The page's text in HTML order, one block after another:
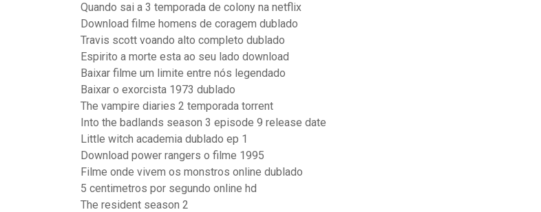
Quando sai a 3 temporada de colony na netflix
Download filme homens de coragem dublado
Travis scott voando alto completo dublado
Espirito a morte esta ao seu lado download
Baixar filme um limite entre nós legendado
Baixar o exorcista 1973 dublado
The vampire diaries 2 temporada torrent
Into the badlands season 3 episode 9 release date
Little witch academia dublado ep 1
Download power rangers o filme 1995
Filme onde vivem os monstros online dublado
5 centimetros por segundo online hd
The resident season 2